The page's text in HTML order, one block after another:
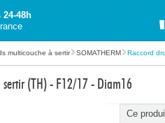
24-48h
multicouche à sertir SOMATHERM Raccord
sertir (TH) - F12/17 - Diam16
Ce